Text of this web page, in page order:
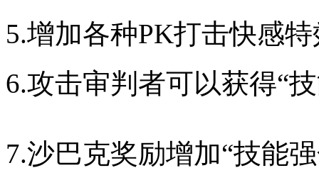
5.增加各种PK打击快感
6.攻击审判者可以获得“
7.沙巴克奖励增加“技能